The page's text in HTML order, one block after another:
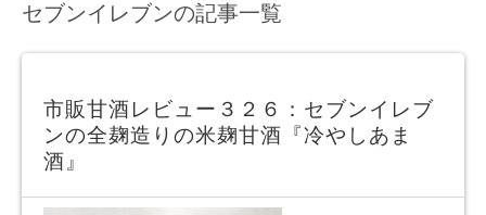
セブンイレブンの記事一覧
市販甘酒レビュー３２６：セブンイレブ
ンの全麹造りの米麹甘酒『冷やしあま
酒』